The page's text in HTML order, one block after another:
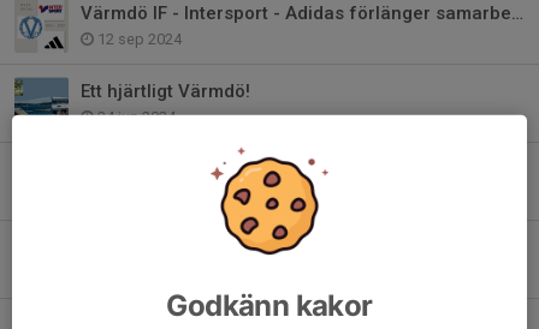
Värmdö IF - Intersport - Adidas förlänger samarbetet!
12 sep 2024
Ett hjärtligt Värmdö!
24 jun 2024
Bli medlem i Club 1948 - Värmdö IF:s Vänner
Värdegrundsambassadör - Värmdös viktigaste
Godkänn kakor